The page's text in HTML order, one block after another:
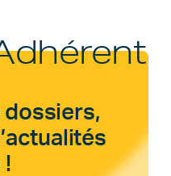
dossiers,
!